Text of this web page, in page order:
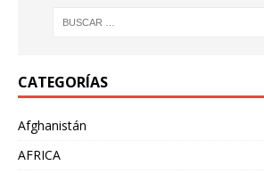
CATEGORÍAS
Afghanistán
AFRICA